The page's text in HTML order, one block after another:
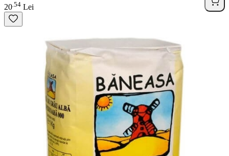
20 54 Lei